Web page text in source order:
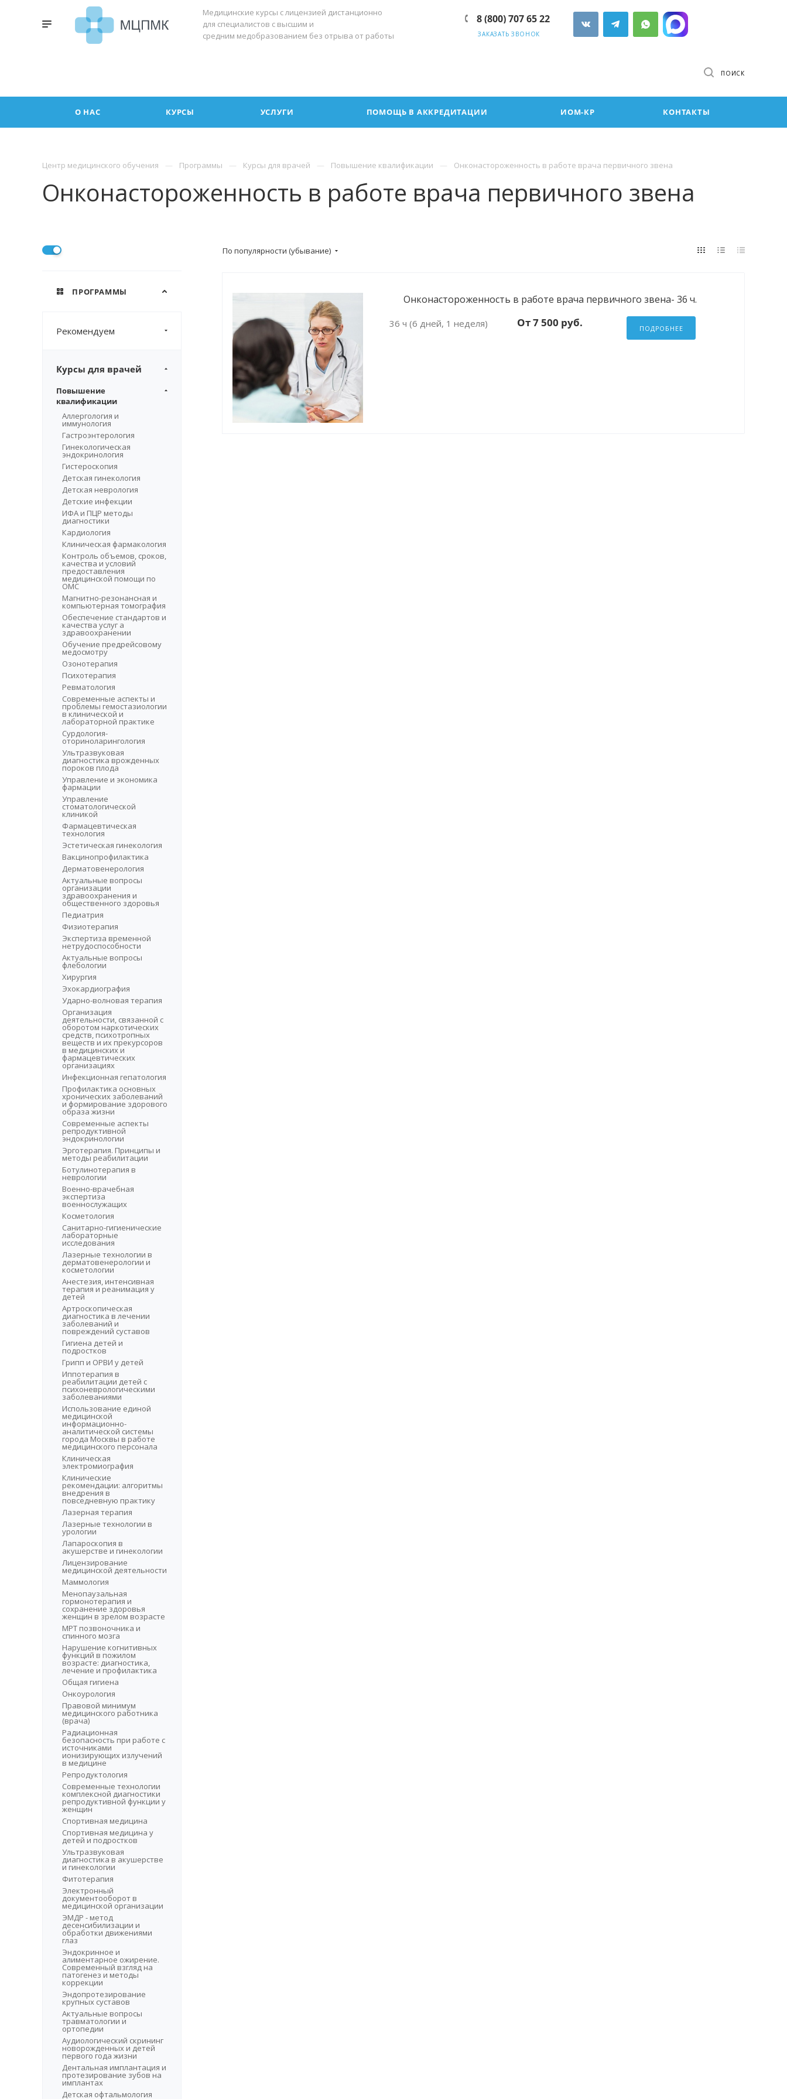
Медицинские курсы с лицензией дистанционно
для специалистов с высшим и
средним медобразованием без отрыва от работы
8 (800) 707 65 22
ЗАКАЗАТЬ ЗВОНОК
ПОИСК
О НАС КУРСЫ УСЛУГИ ПОМОЩЬ В АККРЕДИТАЦИИ ИОМ-КР КОНТАКТЫ
Центр медицинского обучения Программы Курсы для врачей Повышение квалификации Онконастороженность в работе врача первичного звена
Онконастороженность в работе врача первичного звена
ПРОГРАММЫ
Рекомендуем
Курсы для врачей
Повышение
квалификации
Аллергология и
иммунология
Гастроэнтерология
Гинекологическая
эндокринология
Гистероскопия
Детская гинекология
Детская неврология
Детские инфекции
ИФА и ПЦР методы
диагностики
Кардиология
Клиническая фармакология
Контроль объемов, сроков,
качества и условий
предоставления
медицинской помощи по
ОМС
Магнитно-резонансная и
компьютерная томография
Обеспечение стандартов и
качества услуг а
здравоохранении
Обучение предрейсовому
медосмотру
Озонотерапия
Психотерапия
Ревматология
Современные аспекты и
проблемы гемостазиологии
в клинической и
лабораторной практике
Сурдология-
оториноларингология
Ультразвуковая
диагностика врожденных
пороков плода
Управление и экономика
фармации
Управление
стоматологической
клиникой
Фармацевтическая
технология
Эстетическая гинекология
Вакцинопрофилактика
Дерматовенерология
Актуальные вопросы
организации
здравоохранения и
общественного здоровья
Педиатрия
Физиотерапия
Экспертиза временной
нетрудоспособности
Актуальные вопросы
флебологии
Хирургия
Эхокардиография
Ударно-волновая терапия
Организация
деятельности, связанной с
оборотом наркотических
средств, психотропных
веществ и их прекурсоров
в медицинских и
фармацевтических
организациях
Инфекционная гепатология
Профилактика основных
хронических заболеваний
и формирование здорового
образа жизни
Современные аспекты
репродуктивной
эндокринологии
Эрготерапия. Принципы и
методы реабилитации
Ботулинотерапия в
неврологии
Военно-врачебная
экспертиза
военнослужащих
Косметология
Санитарно-гигиенические
лабораторные
исследования
Лазерные технологии в
дерматовенерологии и
косметологии
Анестезия, интенсивная
терапия и реанимация у
детей
Артроскопическая
диагностика в лечении
заболеваний и
повреждений суставов
Гигиена детей и
подростков
Грипп и ОРВИ у детей
Иппотерапия в
реабилитации детей с
психоневрологическими
заболеваниями
Использование единой
медицинской
информационно-
аналитической системы
города Москвы в работе
медицинского персонала
Клиническая
электромиография
Клинические
рекомендации: алгоритмы
внедрения в
повседневную практику
Лазерная терапия
Лазерные технологии в
урологии
Лапароскопия в
акушерстве и гинекологии
Лицензирование
медицинской деятельности
Маммология
Менопаузальная
гормонотерапия и
сохранение здоровья
женщин в зрелом возрасте
МРТ позвоночника и
спинного мозга
Нарушение когнитивных
функций в пожилом
возрасте: диагностика,
лечение и профилактика
Общая гигиена
Онкоурология
Правовой минимум
медицинского работника
(врача)
Радиационная
безопасность при работе с
источниками
ионизирующих излучений
в медицине
Репродуктология
Современные технологии
комплексной диагностики
репродуктивной функции у
женщин
Спортивная медицина
Спортивная медицина у
детей и подростков
Ультразвуковая
диагностика в акушерстве
и гинекологии
Фитотерапия
Электронный
документооборот в
медицинской организации
ЭМДР - метод
десенсибилизации и
обработки движениями
глаз
Эндокринное и
алиментарное ожирение.
Современный взгляд на
патогенез и методы
коррекции
Эндопротезирование
крупных суставов
Актуальные вопросы
травматологии и
ортопедии
Аудиологический скрининг
новорожденных и детей
первого года жизни
Дентальная имплантация и
протезирование зубов на
имплантах
Детская офтальмология
По популярности (убывание)
Онконастороженность в работе врача первичного звена- 36 ч.
36 ч (6 дней, 1 неделя) От 7 500 руб. ПОДРОБНЕЕ